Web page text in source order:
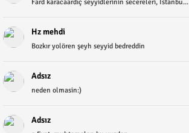
Fard karacaardıç seyyidlerinin secereleri, İstanbu...
Hz mehdi
Bozkır yolören şeyh seyyid bedreddin
Adsız
neden olmasin:)
Adsız